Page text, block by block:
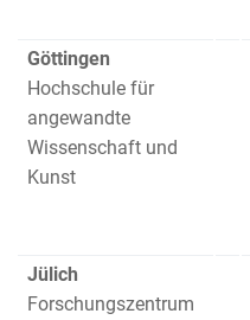
Göttingen
Hochschule für
angewandte
Wissenschaft und
Kunst
Jülich
Forschungszentrum